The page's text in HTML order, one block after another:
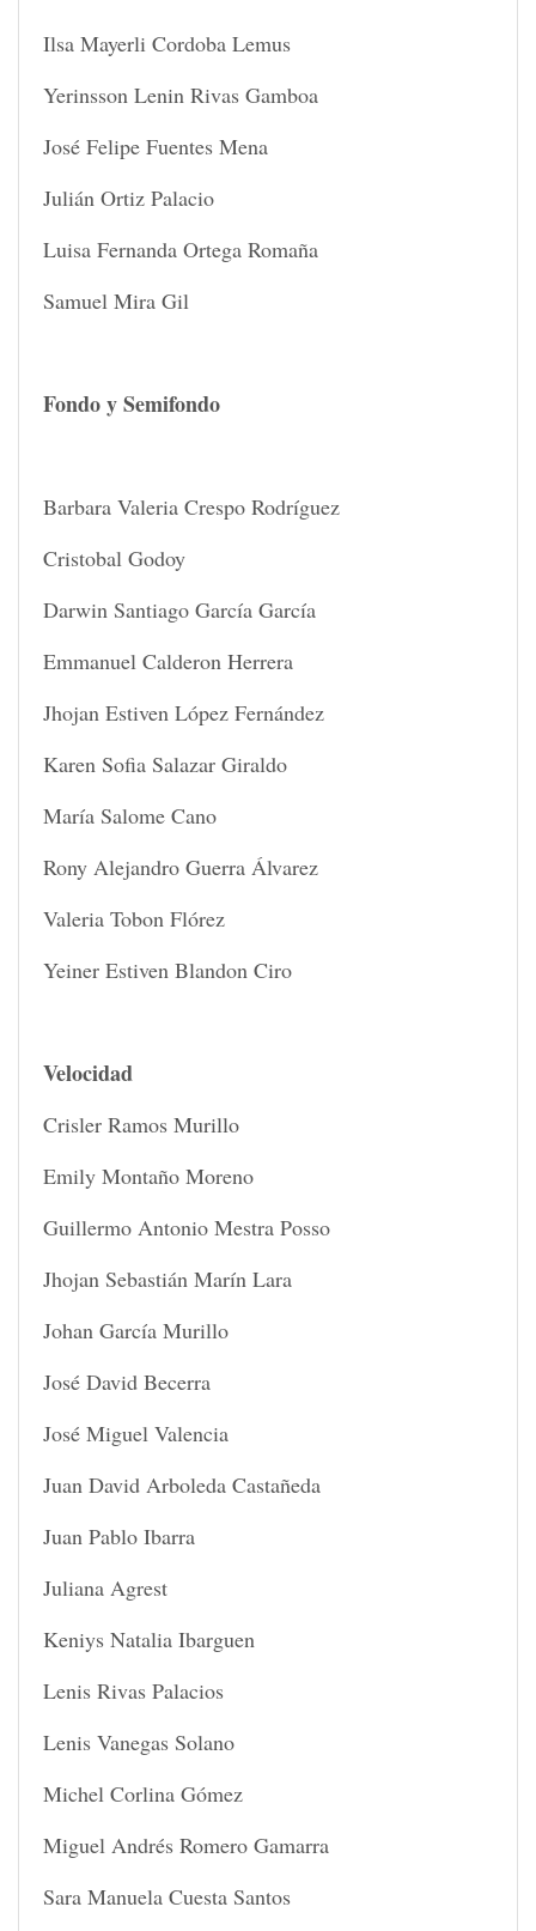
Ilsa Mayerli Cordoba Lemus
Yerinsson Lenin Rivas Gamboa
José Felipe Fuentes Mena
Julián Ortiz Palacio
Luisa Fernanda Ortega Romaña
Samuel Mira Gil
Fondo y Semifondo
Barbara Valeria Crespo Rodríguez
Cristobal Godoy
Darwin Santiago García García
Emmanuel Calderon Herrera
Jhojan Estiven López Fernández
Karen Sofia Salazar Giraldo
María Salome Cano
Rony Alejandro Guerra Álvarez
Valeria Tobon Flórez
Yeiner Estiven Blandon Ciro
Velocidad
Crisler Ramos Murillo
Emily Montaño Moreno
Guillermo Antonio Mestra Posso
Jhojan Sebastián Marín Lara
Johan García Murillo
José David Becerra
José Miguel Valencia
Juan David Arboleda Castañeda
Juan Pablo Ibarra
Juliana Agrest
Keniys Natalia Ibarguen
Lenis Rivas Palacios
Lenis Vanegas Solano
Michel Corlina Gómez
Miguel Andrés Romero Gamarra
Sara Manuela Cuesta Santos